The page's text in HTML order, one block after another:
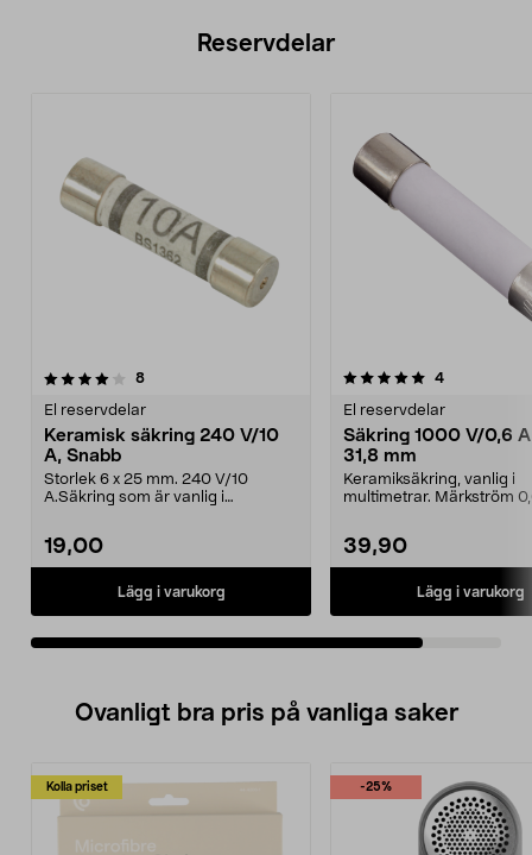
Reservdelar
8recensioner
El reservdelar
Keramisk säkring 240 V/10
A, Snabb
Storlek 6 x 25 mm. 240 V/10
A.Säkring som är vanlig i
19,00
Lägg i varukorg
5.0av 5 stjärnor 4recensioner
El reservdelar
Säkring 1000 V/0,6
31,8 mm
Keramiksäkring, vanlig i
multimetrar. Märkström
39,90
Lägg i varukorg
Ovanligt bra pris på vanliga saker
Kolla priset -25%